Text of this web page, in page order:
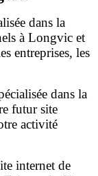
dans la
à Longvic et
entreprises, les
dans la
futur site
activité
internet de